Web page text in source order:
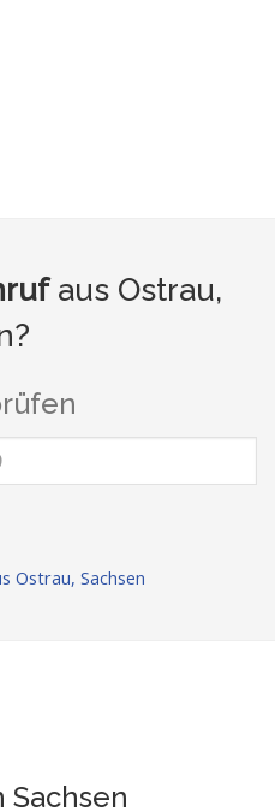
aus Ostrau,
Ostrau, Sachsen
Sachsen